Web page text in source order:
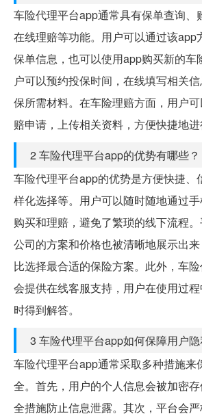
车险代理平台app通常具有保单查询、
在线理赔等功能。用户可以通过该app
保单信息，也可以使用app购买新的车
户可以预约投保时间，在线填写相关
保所需材料。在车险理赔方面，用户
赔申请，上传相关资料，方便快捷地进
2 车险代理平台app的优势有哪些？
车险代理平台app的优势是方便快捷、
样化选择等。用户可以随时随地通过手
购买和理赔，避免了繁琐的线下流程
公司的方案和价格也被清晰地展示出
比选择最合适的保险方案。此外，车
会提供在线客服支持，用户在使用过
时得到解答。
3 车险代理平台app如何保障用户隐
车险代理平台app通常采取多种措施来
全。首先，用户的个人信息会被加密
全措施防止信息泄露。其次，平台会